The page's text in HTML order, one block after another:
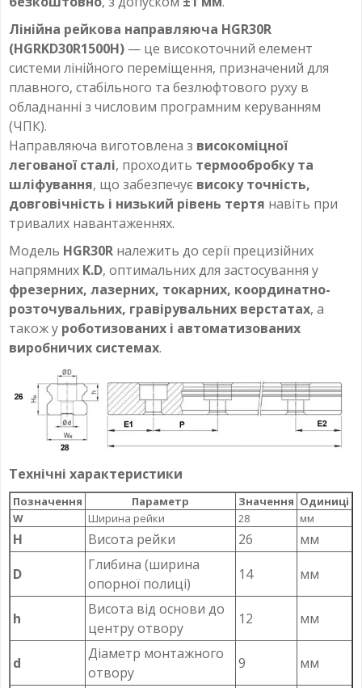
Лінійна рейкова направляюча HGR30R
(HGRKD30R1500H) — це високоточний елемент
системи лінійного переміщення, призначений для
плавного, стабільного та безлюфтового руху в
обладнанні з числовим програмним керуванням
(ЧПК).
Направляюча виготовлена з високоміцної
легованої сталі, проходить термообробку та
шліфування, що забезпечує високу точність,
довговічність і низький рівень тертя навіть при
тривалих навантаженнях.
Модель HGR30R належить до серії прецизійних
напрямних K.D, оптимальних для застосування у
фрезерних, лазерних, токарних, координатно-
розточувальних, гравірувальних верстатах, а
також у роботизованих і автоматизованих
виробничих системах.
Технічні характеристики
Позначення Параметр Значення Одиниці
W
Ширина рейки 28 мм
H Висота рейки 26
мм
D
Глибина (ширина
опорної полиці)
14 мм
h
Висота від основи до
центру отвору
12 мм
d
Діаметр монтажного
отвору
9 мм